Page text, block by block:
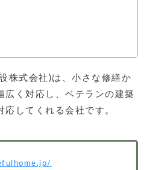
株式会社)は、小さな修繕か
広く対応し、ベテランの建築
してくれる会社です。